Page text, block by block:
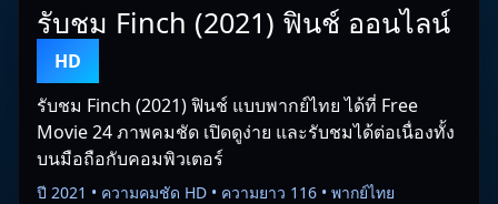
รับชม Finch (2021) ฟินช์ ออนไลน์
HD
รับชม Finch (2021) ฟินช์ แบบพากย์ไทย ได้ที่ Free
Movie 24 ภาพคมชัด เปิดดูง่าย และรับชมได้ต่อเนื่องทั้ง
บนมือถือกับคอมพิวเตอร์
ปี 2021 • ความคมชัด HD • ความยาว 116 • พากย์ไทย